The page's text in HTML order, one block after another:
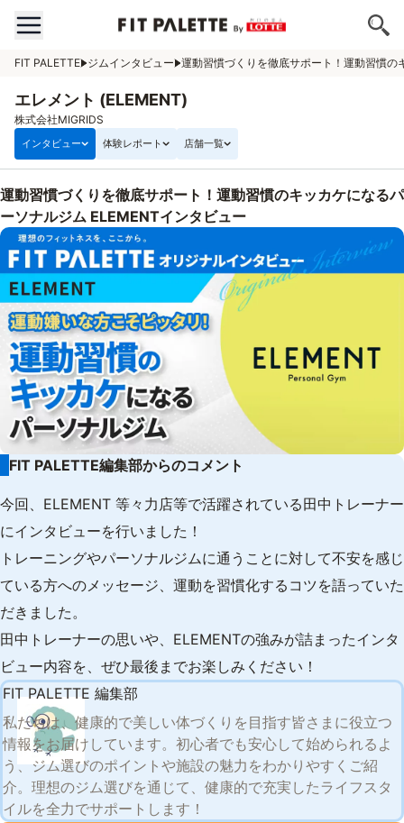
FIT PALETTE ジムインタビュー 運動習慣づくりを徹底サポート！運動習慣
エレメント (ELEMENT)
株式会社MIGRIDS
インタビュー 体験レポート 店舗一覧
運動習慣づくりを徹底サポート！運動習慣のキッカケになるパ
ーソナルジム ELEMENTインタビュー
FIT PALETTE編集部からのコメント
今回、ELEMENT 等々力店等で活躍されている田中トレーナー
にインタビューを行いました！
トレーニングやパーソナルジムに通うことに対して不安を感じ
ている方へのメッセージ、運動を習慣化するコツを語っていた
だきました。
田中トレーナーの思いや、ELEMENTの強みが詰まったインタ
ビュー内容を、ぜひ最後までお楽しみください！
FIT PALETTE 編集部
私たちは、健康的で美しい体づくりを目指す皆さまに役立つ
情報をお届けしています。初心者でも安心して始められるよ
う、ジム選びのポイントや施設の魅力をわかりやすくご紹
介。理想のジム選びを通じて、健康的で充実したライフスタ
イルを全力でサポートします！